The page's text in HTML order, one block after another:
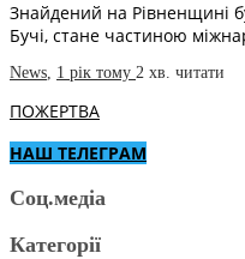
Знайдений на Рівненщині
Бучі, стане частиною
News, 1 рік тому 2 хв. читати
ПОЖЕРТВА
НАШ ТЕЛЕГРАМ
Соц.медіа
Категорії